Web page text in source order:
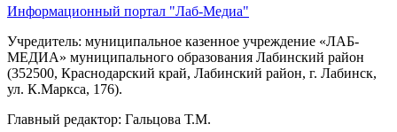
Информационный портал "Лаб-Медиа"
Учредитель: муниципальное казенное учреждение «ЛАБ-
МЕДИА» муниципального образования Лабинский район
(352500, Краснодарский край, Лабинский район, г. Лабинск,
ул. К.Маркса, 176).
Главный редактор: Гальцова Т.М.